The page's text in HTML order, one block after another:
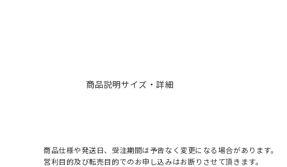
商品説明サイズ・詳細
商品仕様や発送日、受注期間は予告なく変更になる場合があります。
営利目的及び転売目的でのお申し込みはお断りさせて頂きます。